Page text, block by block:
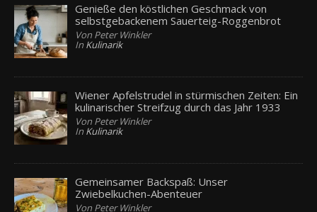
Genieße den köstlichen Geschmack von
selbstgebackenem Sauerteig-Roggenbrot
Von Peter Winkler
In Kulinarik
Wiener Apfelstrudel in stürmischen Zeiten: Ein
kulinarischer Streifzug durch das Jahr 1933
Von Peter Winkler
In Kulinarik
Gemeinsamer Backspaß: Unser
Zwiebelkuchen-Abenteuer
Von Peter Winkler